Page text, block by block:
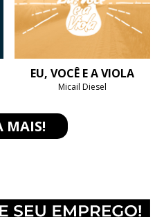
EU, VOCÊ E A VIOLA
Micail Diesel
MAIS!